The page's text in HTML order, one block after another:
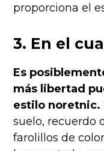
proporciona el
3. En el
Es
más libertad
estilo noretnic.
suelo, recuerdo
farolillos de